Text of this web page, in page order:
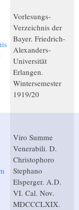
Vorlesungs-
Verzeichnis der
Bayer. Friedrich-
Alexanders-
Universität
Erlangen.
Wintersemester
1919/20
Viro Summe
Venerabili. D.
Christophoro
Stephano
Elsperger. A.D.
VI. Cal. Nov.
MDCCCLXIX.